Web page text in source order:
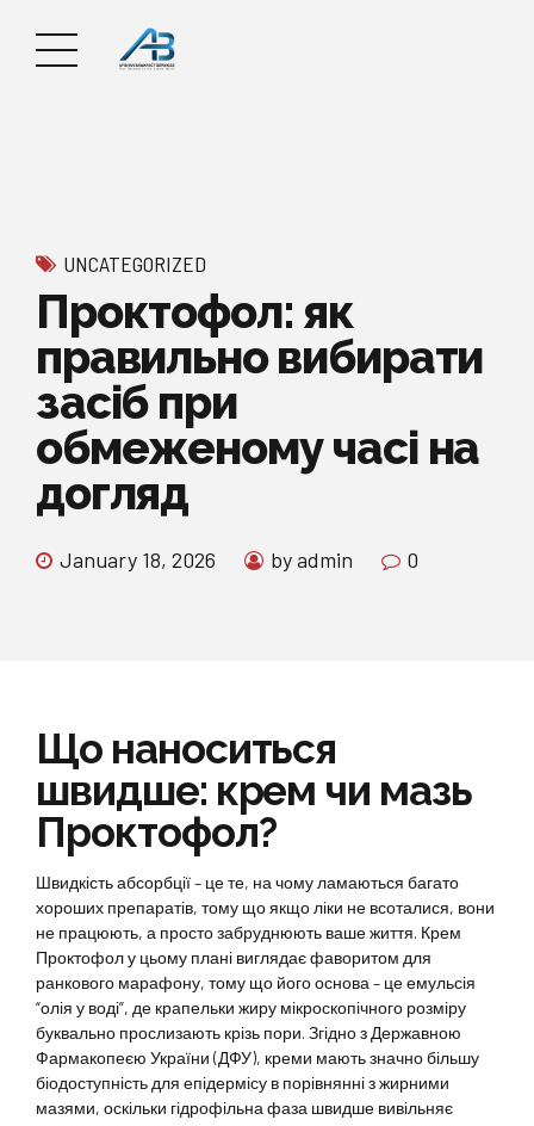
UNCATEGORIZED
Проктофол: як
правильно вибирати
засіб при
обмеженому часі на
догляд
January 18, 2026 by admin 0
Що наноситься
швидше: крем чи мазь
Проктофол?
Швидкість абсорбції – це те, на чому ламаються багато
хороших препаратів, тому що якщо ліки не всоталися, вони
не працюють, а просто забруднюють ваше життя. Крем
Проктофол у цьому плані виглядає фаворитом для
ранкового марафону, тому що його основа – це емульсія
“олія у воді”, де крапельки жиру мікроскопічного розміру
буквально прослизають крізь пори. Згідно з Державною
Фармакопеєю України (ДФУ), креми мають значно більшу
біодоступність для епідермісу в порівнянні з жирними
мазями, оскільки гідрофільна фаза швидше вивільняє